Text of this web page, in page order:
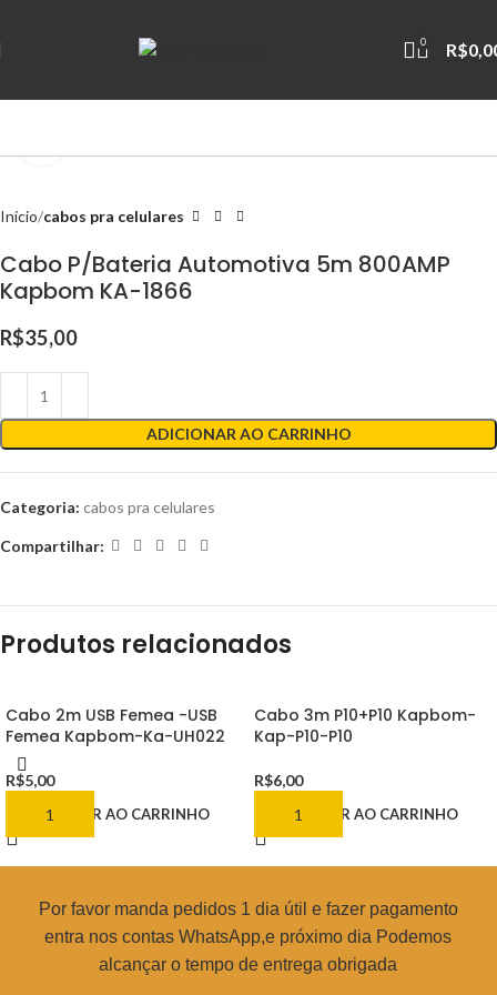
0 R$
Início cabos pra celulares
Cabo P/Bateria Automotiva 5m 800AMP
Kapbom KA-1866
R$35,00
ADICIONAR AO CARRINHO
Categoria: cabos pra celulares
Compartilhar:
Produtos relacionados
Cabo 2m USB Femea -USB
Femea Kapbom-Ka-UH022
R$5,00
ADICIONAR AO CARRINHO
Cabo 3m P10+P10 Kapbom-
Kap-P10-P10
R$6,00
ADICIONAR AO CARRINHO
Por favor manda pedidos 1 dia útil e fazer pagamento
entra nos contas WhatsApp,e próximo dia Podemos
alcançar o tempo de entrega obrigada